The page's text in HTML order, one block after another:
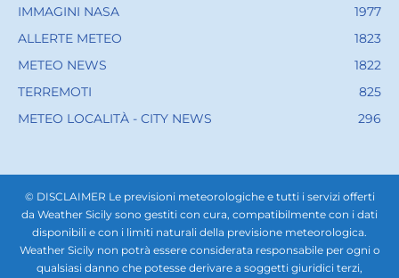
IMMAGINI NASA
1977
ALLERTE METEO
1823
METEO NEWS
1822
TERREMOTI
825
METEO LOCALITÀ - CITY NEWS
296
© DISCLAIMER Le previsioni meteorologiche e tutti i servizi offerti
da Weather Sicily sono gestiti con cura, compatibilmente con i dati
disponibili e con i limiti naturali della previsione meteorologica.
Weather Sicily non potrà essere considerata responsabile per ogni o
qualsiasi danno che potesse derivare a soggetti giuridici terzi,